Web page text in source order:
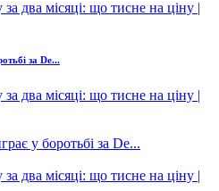
за De...
у боротьбі за De...